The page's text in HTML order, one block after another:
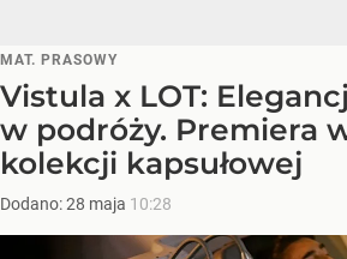
MAT. PRASOWY
Vistula x LOT:
w podróży. Premiera
kolekcji kapsułowej
Dodano:28 maja 10:28